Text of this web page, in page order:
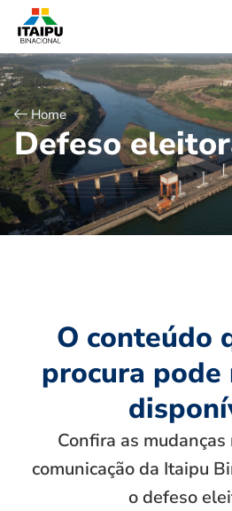
Home
Defeso eleitor
O conteúdo
procura pode
Confira as
comunicação da Itaipu
o defeso